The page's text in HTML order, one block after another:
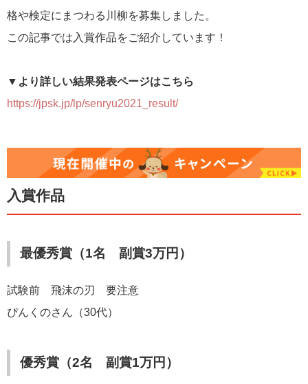
格や検定にまつわる川柳を募集しました。
この記事では入賞作品をご紹介しています！
▼より詳しい結果発表ページはこちら
https://jpsk.jp/lp/senryu2021_result/
入賞作品
最優秀賞（1名 副賞3万円）
試験前 飛沫の刃 要注意
ぴんくのさん（30代）
優秀賞（2名 副賞1万円）